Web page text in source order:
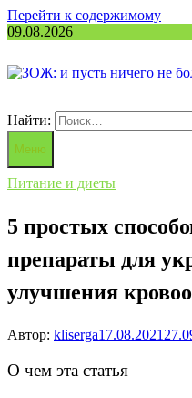
Перейти к содержимому
09.08.2026
Найти:
Меню
Питание и диеты
5 простых
препараты для
улучшения
Автор: kliserga17.08.2021
О чем эта статья